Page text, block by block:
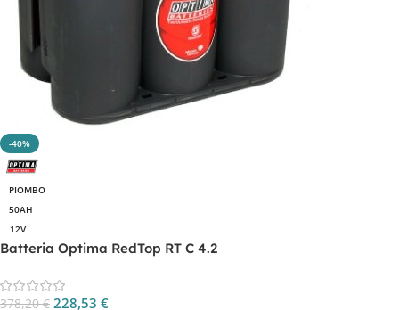
-40%
PIOMBO
50AH
12V
Batteria Optima RedTop RT C 4.2
378,20€ 228,53 €